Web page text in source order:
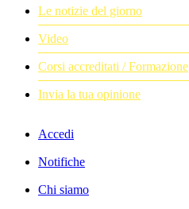
Le notizie del giorno
Video
Corsi accreditati / Formazione
Invia la tua opinione
Accedi
Notifiche
Chi siamo